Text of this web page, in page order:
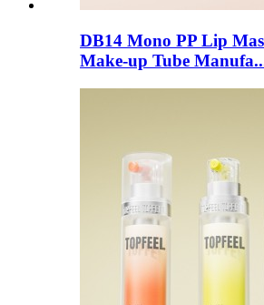
DB14 Mono PP Lip
Make-up Tube